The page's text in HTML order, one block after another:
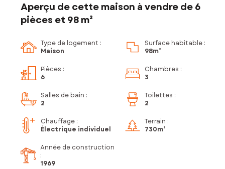
Aperçu de cette maison à vendre de 6
pièces et 98 m²
Type de logement :
Maison
Surface habitable :
98m²
Pièces :
6
Chambres :
3
Salles de bain :
2
Toilettes :
2
Chauffage :
Électrique individuel
Terrain :
730m²
Année de construction
:
1969